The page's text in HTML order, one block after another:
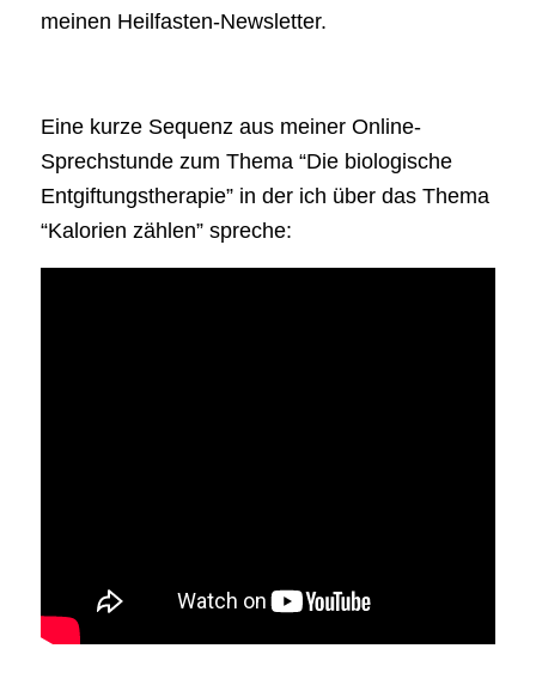
meinen Heilfasten-Newsletter.
Eine kurze Sequenz aus meiner Online-
Sprechstunde zum Thema “Die biologische
Entgiftungstherapie” in der ich über das Thema
“Kalorien zählen” spreche: